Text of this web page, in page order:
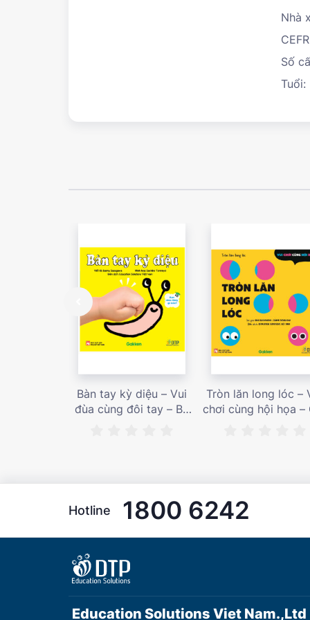
Nhà
Số
Tuổi:
Bàn tay kỳ diệu – Vui
đùa cùng đôi tay – Bé
Tròn lăn long lóc –
chơi cùng hội họa –
Hotline 1800 6242
Education Solutions Viet Nam.,Ltd